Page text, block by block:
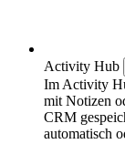
Activity Hub
Im Activity
mit Notizen
CRM
automatisch